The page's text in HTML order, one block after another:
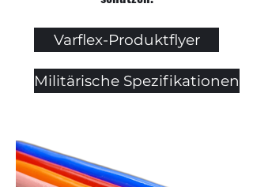
Varflex-Produktflyer
Militärische Spezifikationen